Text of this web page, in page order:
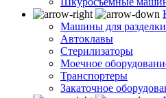
Машины для
Автоклавы
Стерилизаторы
Моечное
Транспортеры
Закаточное